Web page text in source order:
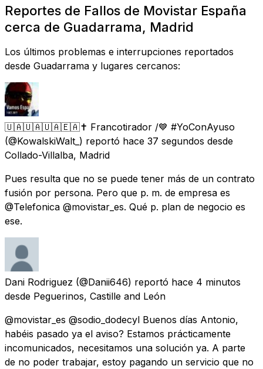
Reportes de Fallos de Movistar España
cerca de Guadarrama, Madrid
Los últimos problemas e interrupciones reportados
desde Guadarrama y lugares cercanos:
🇺🇦🇺🇦🇺🇦🇪🇦✝️ Francotirador /💙 #YoConAyuso
(@KowalskiWalt_) reportó hace 37 segundos desde
Collado-Villalba, Madrid
Pues resulta que no se puede tener más de un contrato
fusión por persona. Pero que p. m. de empresa es
@Telefonica @movistar_es. Qué p. plan de negocio es
ese.
Dani Rodriguez (@Danii646) reportó hace 4 minutos
desde Peguerinos, Castille and León
@movistar_es @sodio_dodecyl Buenos días Antonio,
habéis pasado ya el aviso? Estamos prácticamente
incomunicados, necesitamos una solución ya. A parte
de no poder trabajar, estoy pagando un servicio que no